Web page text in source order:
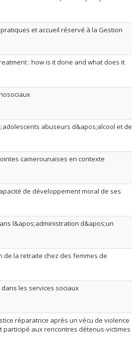
et accueil réservé à la Gestion
: how is it done and what does it
abuseurs d&apos;alcool et de
camerounaises en contexte
de développement moral de ses
l&apos;administration d&apos;un
la retraite chez des femmes de
les services sociaux
réparatrice après un vécu de violence
aux rencontres détenus-victimes